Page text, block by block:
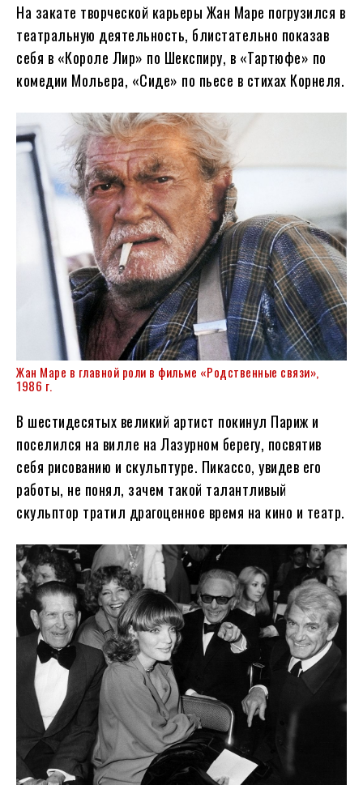
На закате творческой карьеры Жан Маре погрузился в
театральную деятельность, блистательно показав
себя в «Короле Лир» по Шекспиру, в «Тартюфе» по
комедии Мольера, «Сиде» по пьесе в стихах Корнеля.
Жан Маре в главной роли в фильме «Родственные связи»,
1986 г.
В шестидесятых великий артист покинул Париж и
поселился на вилле на Лазурном берегу, посвятив
себя рисованию и скульптуре. Пикассо, увидев его
работы, не понял, зачем такой талантливый
скульптор тратил драгоценное время на кино и театр.